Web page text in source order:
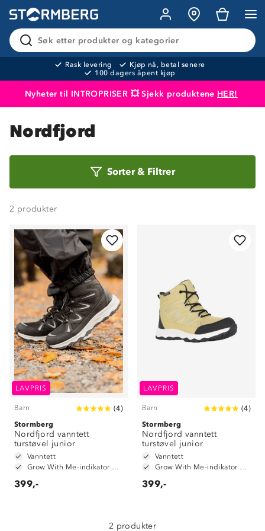
Søk etter produkter og kategorier
Rask levering
Kjøp nå, betal senere
100 dagers åpent kjøp
Nyheter til INTROPRISER 💥 Sjekk produktene HER!
Produktet er lagt i handlekurven
Nordfjord
Sorter& Filtrer
2 produkter
LAVPRIS
Barn (4)
Stormberg
Nordfjord vanntett
turstøvel junior
Vanntett
Grow With Me-indikator på innersåle
399,-
LAVPRIS
Barn (4)
Stormberg
Nordfjord vanntett
turstøvel junior
Vanntett
Grow With Me-indikator på innersåle
399,-
2 produkter
Kontakt oss
Konkurransevinnere
Kundeklubb
Om Stormberg
Verdigrunnlag
Etisk handel
Dyreetikk
1% til samfunnet
Trelagsprinsippet barn
Alt du trenger til Norgesferien
Dette trenger du til barnehagen
Gravidklær